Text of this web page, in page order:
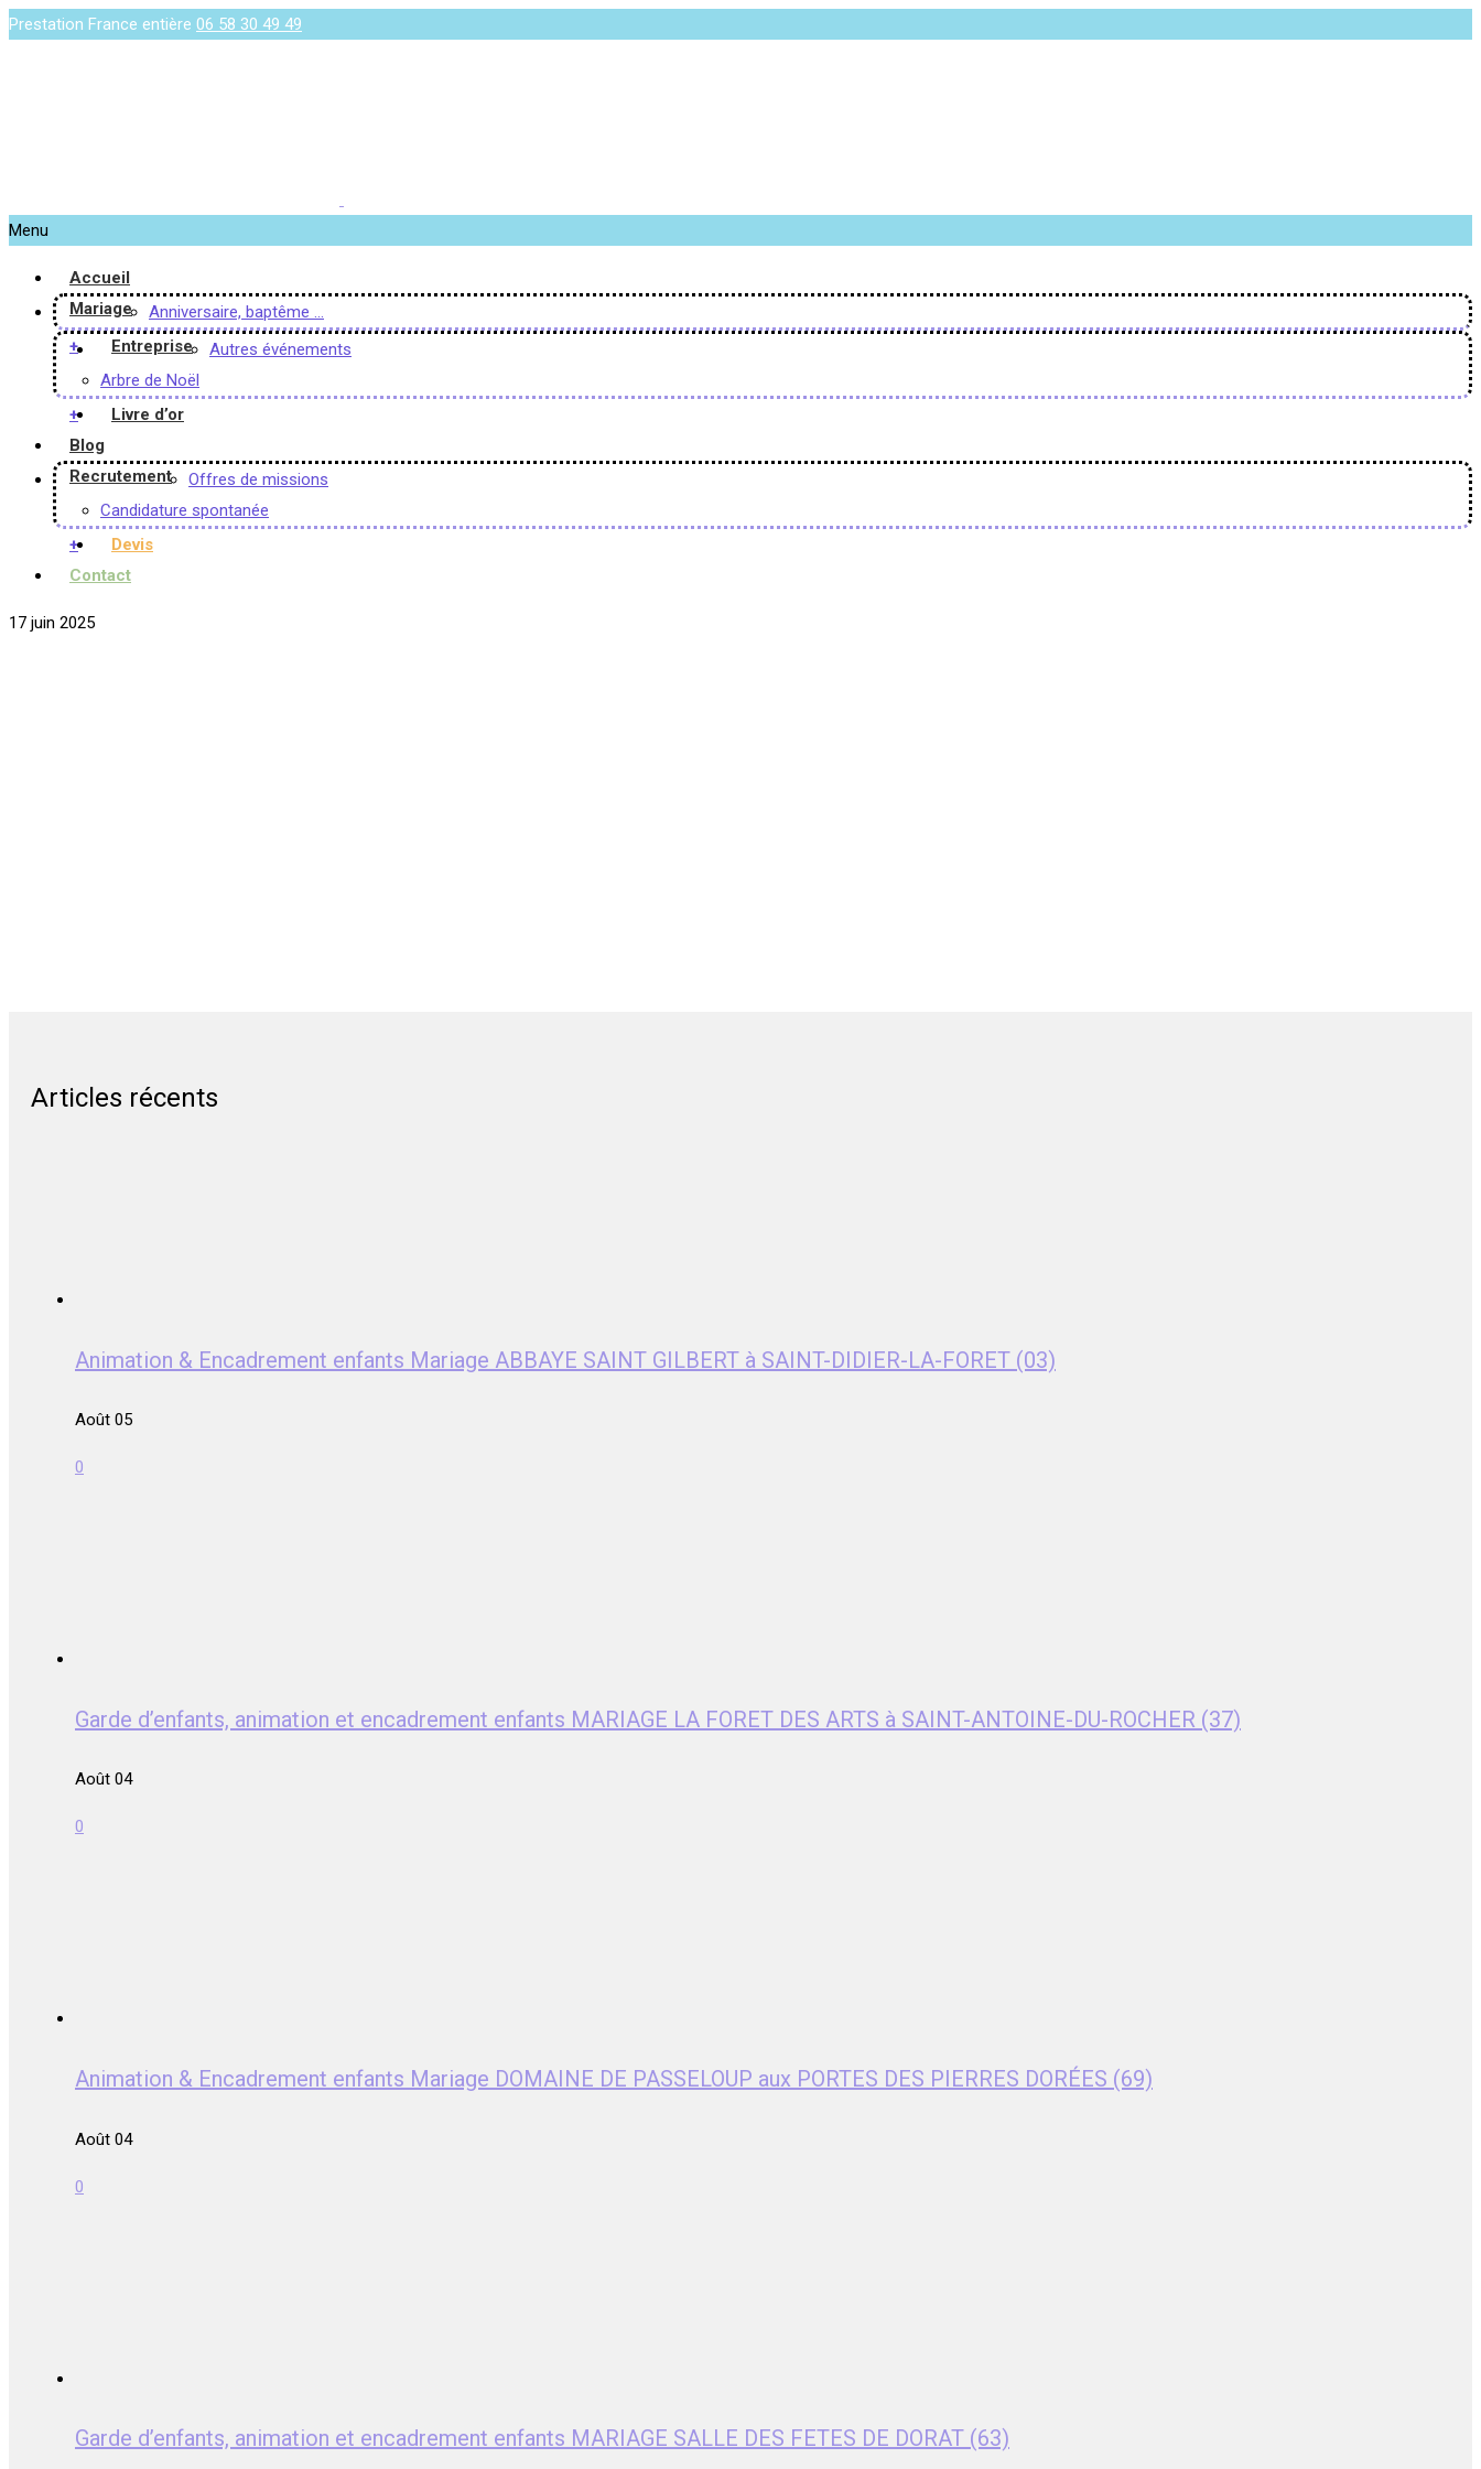
Prestation France entière 06 58 30 49 49
Menu
Accueil
Mariage
Anniversaire, baptême …
+
Entreprise
Autres événements
Arbre de Noël
+
Livre d’or
Blog
Recrutement
Offres de missions
Candidature spontanée
+
Devis
Contact
17 juin 2025
Articles récents
Animation & Encadrement enfants Mariage ABBAYE SAINT GILBERT à SAINT-DIDIER-LA-FORET (03)
Août 05
0
Garde d’enfants, animation et encadrement enfants MARIAGE LA FORET DES ARTS à SAINT-ANTOINE-DU-ROCHER (37)
Août 04
0
Animation & Encadrement enfants Mariage DOMAINE DE PASSELOUP aux PORTES DES PIERRES DORÉES (69)
Août 04
0
Garde d’enfants, animation et encadrement enfants MARIAGE SALLE DES FETES DE DORAT (63)